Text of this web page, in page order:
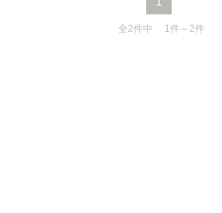
全2件中 1件～2件